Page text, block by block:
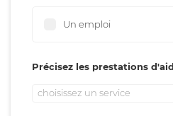
Un emploi
Précisez les prestations
choisissez un service